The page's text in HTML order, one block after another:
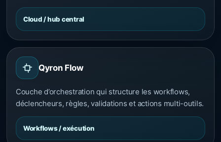
Cloud / hub central
Qyron Flow
Couche d’orchestration qui structure les workflows,
déclencheurs, règles, validations et actions multi-outils.
Workflows / exécution